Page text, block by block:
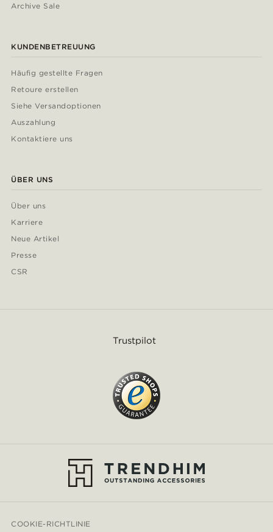
Archive Sale
KUNDENBETREUUNG
Häufig gestellte Fragen
Retoure erstellen
Siehe Versandoptionen
Auszahlung
Kontaktiere uns
ÜBER UNS
Über uns
Karriere
Neue Artikel
Presse
CSR
Trustpilot
COOKIE-RICHTLINIE